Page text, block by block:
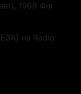
1968 Філ
на Radio